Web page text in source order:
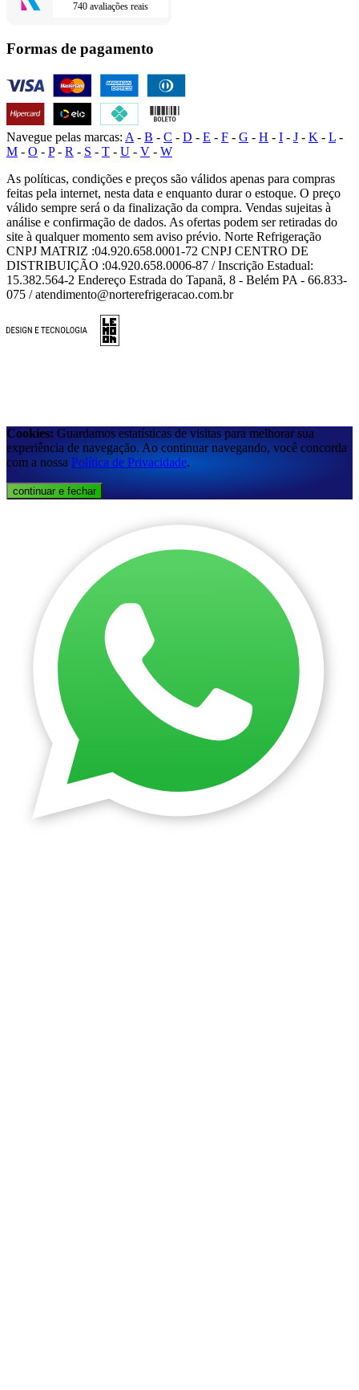
740 avaliações reais
Formas de pagamento
Navegue pelas marcas: A - B - C - D - E - F - G - H - I - J - K - L -
M - O - P- R - S - T - U - V - W
As políticas, condições e preços são válidos apenas para compras
feitas pela internet, nesta data e enquanto durar o estoque. O preço
válido sempre será o da finalização da compra. Vendas sujeitas à
análise e confirmação de dados. As ofertas podem ser retiradas do
site à qualquer momento sem aviso prévio. Norte Refrigeração
CNPJ MATRIZ :04.920.658.0001-72 CNPJ CENTRO DE
DISTRIBUIÇÃO :04.920.658.0006-87 / Inscrição Estadual:
15.382.564-2 Endereço Estrada do Tapanã, 8 - Belém PA - 66.833-
075 / atendimento@norterefrigeracao.com.br
Cookies: Guardamos estatísticas de visitas para melhorar sua
experiência de navegação. Ao continuar navegando, você concorda
com a nossa Política de Privacidade.
continuar e fechar